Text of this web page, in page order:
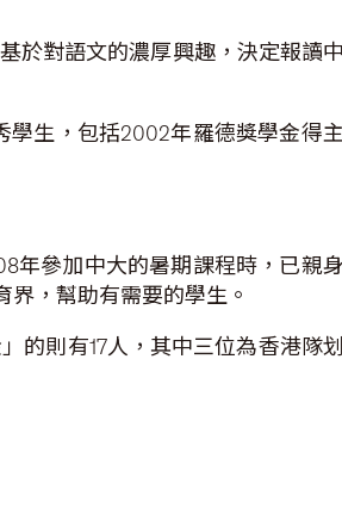
於對語文的濃厚興趣，決定報讀
生，包括2002年羅德獎學金得
年參加中大的暑期課程時，已親
，幫助有需要的學生。
的則有17人，其中三位為香港隊